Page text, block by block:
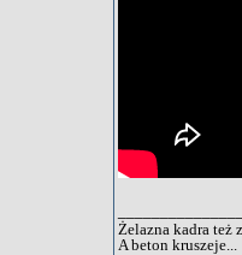
Żelazna kadra też
A beton kruszeje...